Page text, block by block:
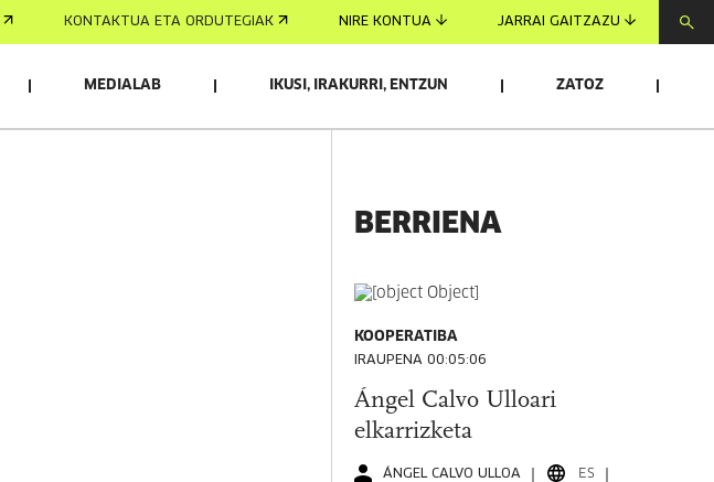
KONTAKTUA ETA ORDUTEGIAK NIRE KONTUA JARRAI GAITZAZU
MEDIALAB IKUSI, IRAKURRI, ENTZUN ZATOZ
BERRIENA
KOOPERATIBA
IRAUPENA 00:05:06
Ángel Calvo Ulloari
elkarrizketa
ÁNGEL CALVO ULLOA ES